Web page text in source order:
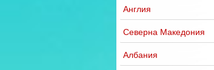
Англия
Северна Македония
Албания